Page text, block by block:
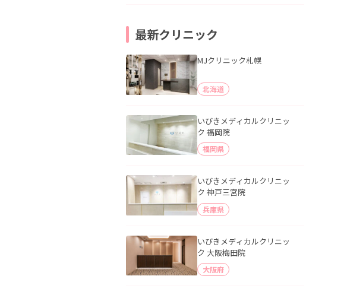
最新クリニック
MJクリニック札幌
北海道
いびきメディカルクリニッ
ク 福岡院
福岡県
いびきメディカルクリニッ
ク 神戸三宮院
兵庫県
いびきメディカルクリニッ
ク 大阪梅田院
大阪府